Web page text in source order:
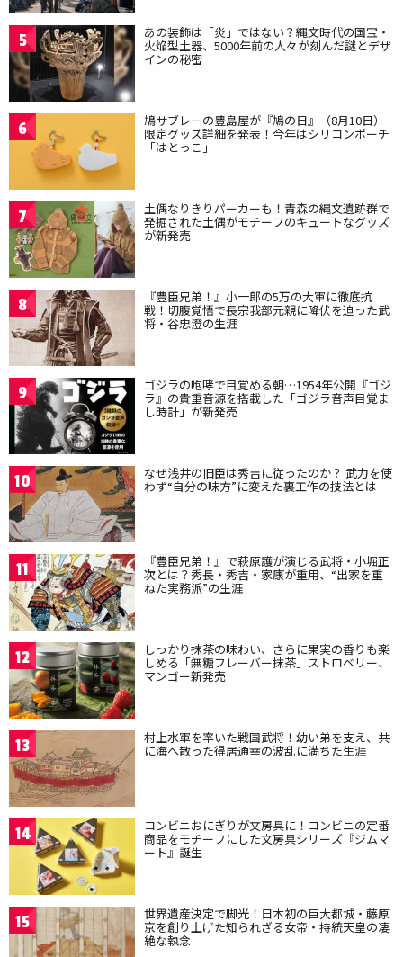
5 あの装飾は「炎」ではない？縄文時代の国宝・
火焔型土器、5000年前の人々が刻んだ謎とデザ
インの秘密
6 鳩サブレーの豊島屋が『鳩の日』（8月10日）
限定グッズ詳細を発表！今年はシリコンポーチ
「はとっこ」
7 土偶なりきりパーカーも！青森の縄文遺跡群で
発掘された土偶がモチーフのキュートなグッズ
が新発売
8 『豊臣兄弟！』小一郎の5万の大軍に徹底抗
戦！切腹覚悟で長宗我部元親に降伏を迫った武
将・谷忠澄の生涯
9 ゴジラの咆哮で目覚める朝…1954年公開『ゴジ
ラ』の貴重音源を搭載した「ゴジラ音声目覚ま
し時計」が新発売
10 なぜ浅井の旧臣は秀吉に従ったのか？ 武力を使
わず“自分の味方”に変えた裏工作の技法とは
11 『豊臣兄弟！』で萩原護が演じる武将・小堀正
次とは？秀長・秀吉・家康が重用、“出家を重
ねた実務派”の生涯
12 しっかり抹茶の味わい、さらに果実の香りも楽
しめる「無糖フレーバー抹茶」ストロベリー、
マンゴー新発売
13 村上水軍を率いた戦国武将！幼い弟を支え、共
に海へ散った得居通幸の波乱に満ちた生涯
14 コンビニおにぎりが文房具に！コンビニの定番
商品をモチーフにした文房具シリーズ『ジムマ
ート』誕生
15 世界遺産決定で脚光！日本初の巨大都城・藤原
京を創り上げた知られざる女帝・持統天皇の凄
絶な執念